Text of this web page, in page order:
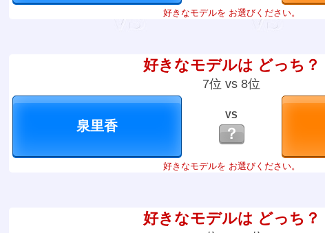
好きなモデルを お選びください。
好きなモデルは どっち？
7位 vs 8位
VS
？
好きなモデルを お選びください。
好きなモデルは どっち？